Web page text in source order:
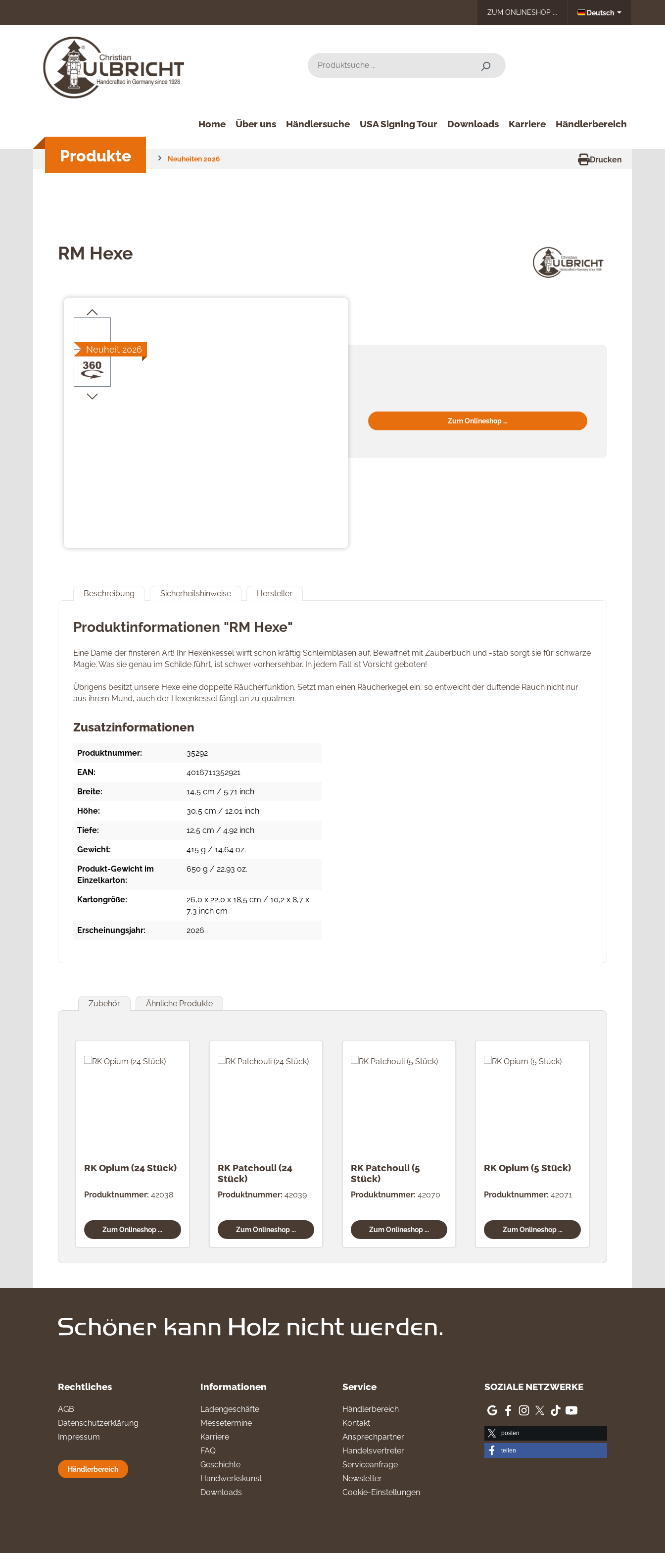
ZUM ONLINESHOP ... Deutsch
Home
Produkte
Über uns Händlersuche USA Signing Tour Downloads Karriere Händlerbereich
Neuheiten 2026 Drucken
RM Hexe
Neuheit 2026
Zum Onlineshop ...
Beschreibung Sicherheitshinweise Hersteller
Produktinformationen "RM Hexe"
Eine Dame der finsteren Art! Ihr Hexenkessel wirft schon kräftig Schleimblasen auf. Bewaffnet mit Zauberbuch und -stab sorgt sie für schwarze
Magie. Was sie genau im Schilde führt, ist schwer vorhersehbar. In jedem Fall ist Vorsicht geboten!
Übrigens besitzt unsere Hexe eine doppelte Räucherfunktion. Setzt man einen Räucherkegel ein, so entweicht der duftende Rauch nicht nur
aus ihrem Mund, auch der Hexenkessel fängt an zu qualmen.
Zusatzinformationen
Produktnummer: 35292
EAN: 4016711352921
Breite: 14,5 cm / 5.71 inch
Höhe: 30,5 cm / 12.01 inch
Tiefe: 12,5 cm / 4.92 inch
Gewicht: 415 g / 14.64 oz.
Produkt-Gewicht im
Einzelkarton:
650 g / 22.93 oz.
Kartongröße:
26,0 x 22,0 x 18,5 cm / 10,2 x 8,7 x
7,3 inch cm
Erscheinungsjahr: 2026
Zubehör Ähnliche Produkte
RK Opium (24 Stück)
Produktnummer: 42038
Zum Onlineshop ...
RK Patchouli (24
Stück)
Produktnummer: 42039
Zum Onlineshop ...
RK Patchouli (5
Stück)
Produktnummer: 42070
Zum Onlineshop ...
RK Opium (5 Stück)
Produktnummer: 42071
Zum Onlineshop ...
Rechtliches
AGB
Datenschutzerklärung
Impressum
Händlerbereich
Informationen
Ladengeschäfte
Messetermine
Karriere
FAQ
Geschichte
Handwerkskunst
Downloads
Service
Händlerbereich
Kontakt
Ansprechpartner
Handelsvertreter
Serviceanfrage
Newsletter
Cookie-Einstellungen
SOZIALE NETZWERKE
posten
teilen